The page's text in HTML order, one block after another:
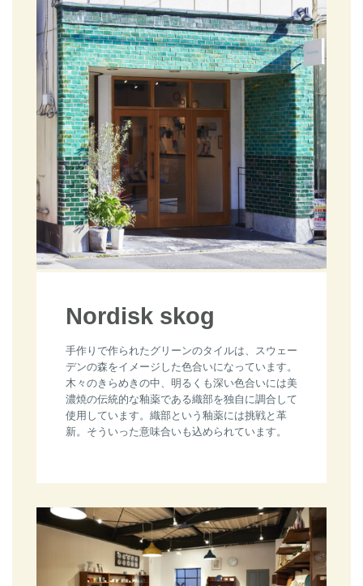
Nordisk skog
手作りで作られたグリーンのタイルは、スウェー
デンの森をイメージした色合いになっています。
木々のきらめきの中、明るくも深い色合いには美
濃焼の伝統的な釉薬である織部を独自に調合して
使用しています。織部という釉薬には挑戦と革
新。そういった意味合いも込められています。